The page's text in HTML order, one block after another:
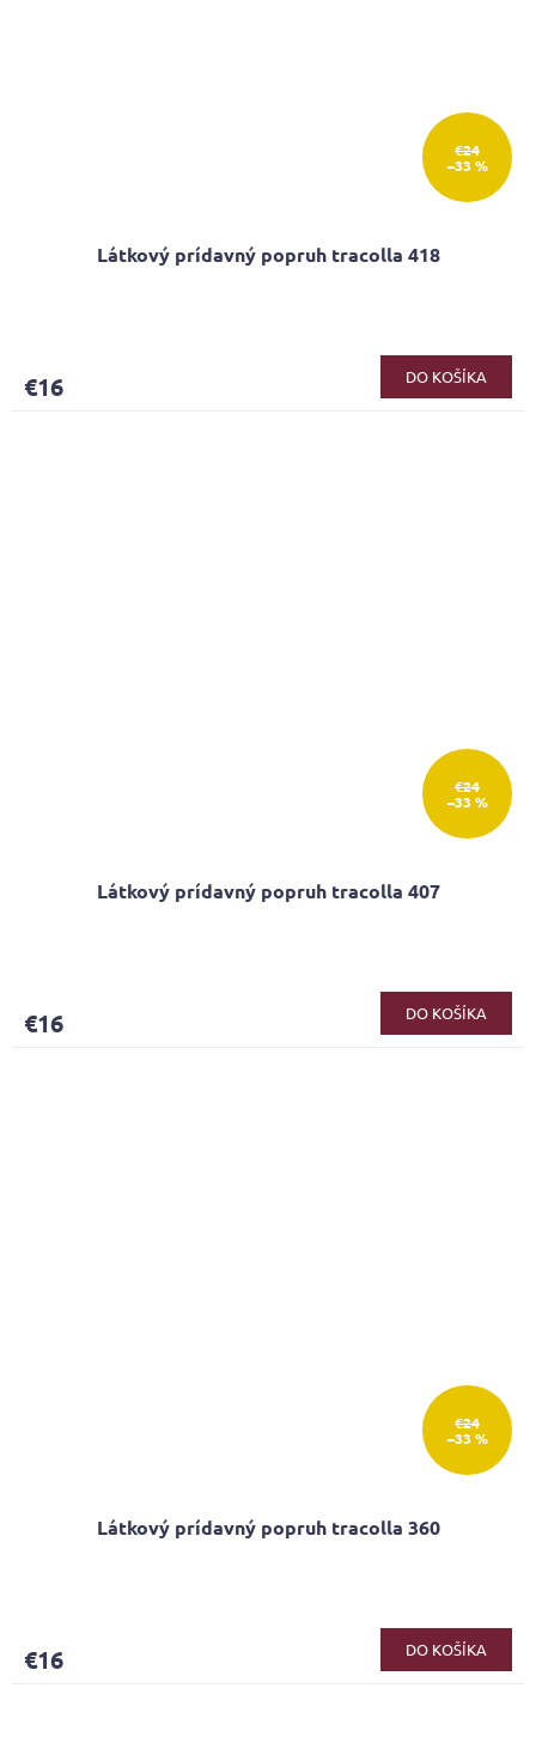
€24
–33 %
Látkový prídavný popruh tracolla 418
€16 DO KOŠÍKA
€24
–33 %
Látkový prídavný popruh tracolla 407
€16 DO KOŠÍKA
€24
–33 %
Látkový prídavný popruh tracolla 360
€16 DO KOŠÍKA